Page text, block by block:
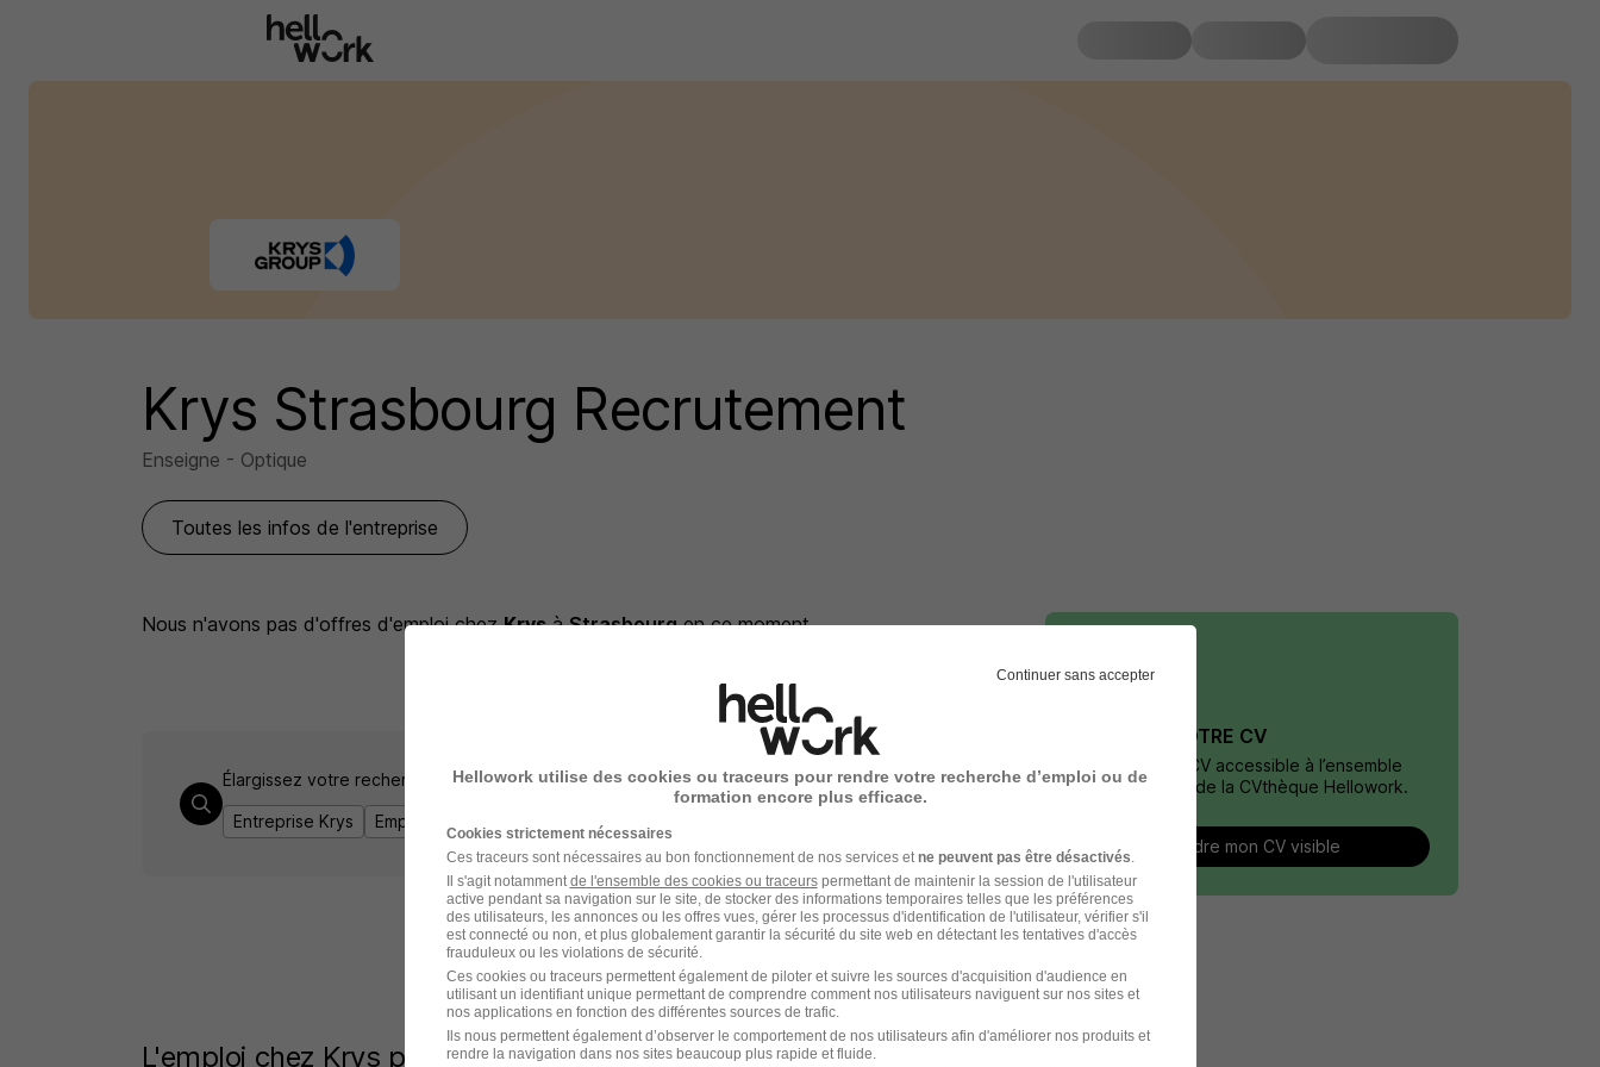
Krys Strasbourg Recrutement
Enseigne - Optique
Toutes les infos de l'entreprise
Nous n'avons pas d'offres d'emploichezKrys àStrasbourgen ce moment
Élargissez votre recherche chezKrysou àStrasbourg
Entreprise Krys Emploi Strasbourg Entreprise Strasbourg
DÉPOSEZ VOTRE CV
Rendez votre CV accessible à l’ensemble
des recruteurs de la CVthèque Hellowork.
Rendre mon CV visible
L'emploi chez Krys par Ville
Continuer sans accepter
Hellowork utilise des cookies ou traceurs pour rendre votre recherche d’emploi ou de
formation encore plus efficace.
Cookies strictement nécessaires
Ces traceurs sont nécessaires au bon fonctionnement de nos services etne peuvent pas être désactivés.
Il s'agit notammentde l'ensemble des cookies ou traceurspermettant de maintenir la session de l'utilisateur
active pendant sa navigation sur le site, de stocker des informations temporaires telles que les préférences
des utilisateurs, les annonces ou les offres vues, gérer les processus d'identification de l'utilisateur, vérifier s'il
est connecté ou non, et plus globalement garantir la sécurité du site web en détectant les tentatives d'accès
frauduleux ou les violations de sécurité.
Ces cookies ou traceurs permettent également de piloter et suivre les sources d'acquisition d'audience en
utilisant un identifiant unique permettant de comprendre comment nos utilisateurs naviguent sur nos sites et
nos applications en fonction des différentes sources de trafic.
Ils nous permettent également d’observer le comportement de nos utilisateurs afin d'améliorer nos produits et
rendre la navigation dans nos sites beaucoup plus rapide et fluide.